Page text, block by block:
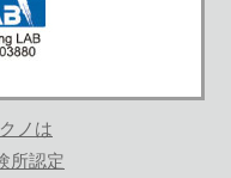
ノは
所認定